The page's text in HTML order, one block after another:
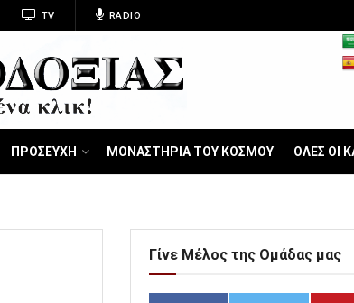
TV RADIO
ΠΡΟΣΕΥΧΗ ΜΟΝΑΣΤΗΡΙΑ ΤΟΥ ΚΟΣΜΟΥ ΟΛΕΣ ΟΙ
Γίνε Μέλος της Ομάδας μας